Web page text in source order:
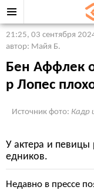
21:25, 03 сентября
автор: Майя Б.
Бен Аффлек
р Лопес
Источник фото: Кадр
У актера и
едников.
Недавно в прессе